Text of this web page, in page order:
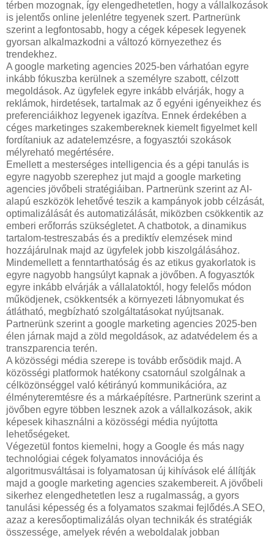
térben mozognak, így elengedhetetlen, hogy a vállalkozások
is jelentős online jelenlétre tegyenek szert. Partnerünk
szerint a legfontosabb, hogy a cégek képesek legyenek
gyorsan alkalmazkodni a változó környezethez és
trendekhez.
A google marketing agencies 2025-ben várhatóan egyre
inkább fókuszba kerülnek a személyre szabott, célzott
megoldások. Az ügyfelek egyre inkább elvárják, hogy a
reklámok, hirdetések, tartalmak az ő egyéni igényeikhez és
preferenciáikhoz legyenek igazítva. Ennek érdekében a
céges marketinges szakembereknek kiemelt figyelmet kell
fordítaniuk az adatelemzésre, a fogyasztói szokások
mélyreható megértésére.
Emellett a mesterséges intelligencia és a gépi tanulás is
egyre nagyobb szerephez jut majd a google marketing
agencies jövőbeli stratégiáiban. Partnerünk szerint az AI-
alapú eszközök lehetővé teszik a kampányok jobb célzását,
optimalizálását és automatizálását, miközben csökkentik az
emberi erőforrás szükségletet. A chatbotok, a dinamikus
tartalom-testreszabás és a prediktív elemzések mind
hozzájárulnak majd az ügyfelek jobb kiszolgálásához.
Mindemellett a fenntarthatóság és az etikus gyakorlatok is
egyre nagyobb hangsúlyt kapnak a jövőben. A fogyasztók
egyre inkább elvárják a vállalatoktól, hogy felelős módon
működjenek, csökkentsék a környezeti lábnyomukat és
átlátható, megbízható szolgáltatásokat nyújtsanak.
Partnerünk szerint a google marketing agencies 2025-ben
élen járnak majd a zöld megoldások, az adatvédelem és a
transzparencia terén.
A közösségi média szerepe is tovább erősödik majd. A
közösségi platformok hatékony csatornául szolgálnak a
célközönséggel való kétirányú kommunikációra, az
élményteremtésre és a márkaépítésre. Partnerünk szerint a
jövőben egyre többen lesznek azok a vállalkozások, akik
képesek kihasználni a közösségi média nyújtotta
lehetőségeket.
Végezetül fontos kiemelni, hogy a Google és más nagy
technológiai cégek folyamatos innovációja és
algoritmusváltásai is folyamatosan új kihívások elé állítják
majd a google marketing agencies szakembereit. A jövőbeli
sikerhez elengedhetetlen lesz a rugalmasság, a gyors
tanulási képesség és a folyamatos szakmai fejlődés.A SEO,
azaz a keresőoptimalizálás olyan technikák és stratégiák
összessége, amelyek révén a weboldalak jobban